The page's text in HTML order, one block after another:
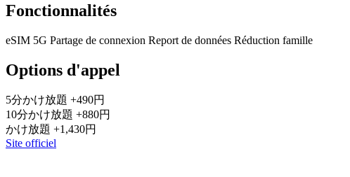
Fonctionnalités
eSIM 5G Partage de connexion Report de données Réduction famille
Options d'appel
5分かけ放題 +490円
10分かけ放題 +880円
かけ放題 +1,430円
Site officiel